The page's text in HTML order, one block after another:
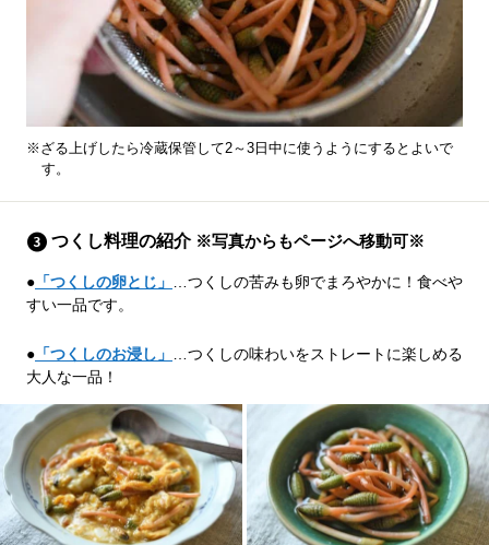
※ざる上げしたら冷蔵保管して2～3日中に使うようにするとよいで
す。
つくし料理の紹介 ※写真からもページへ移動可※
● 「つくしの卵とじ」
…つくしの苦みも卵でまろやかに！食べや
すい一品です。
● 「つくしのお浸し」
…つくしの味わいをストレートに楽しめる
大人な一品！